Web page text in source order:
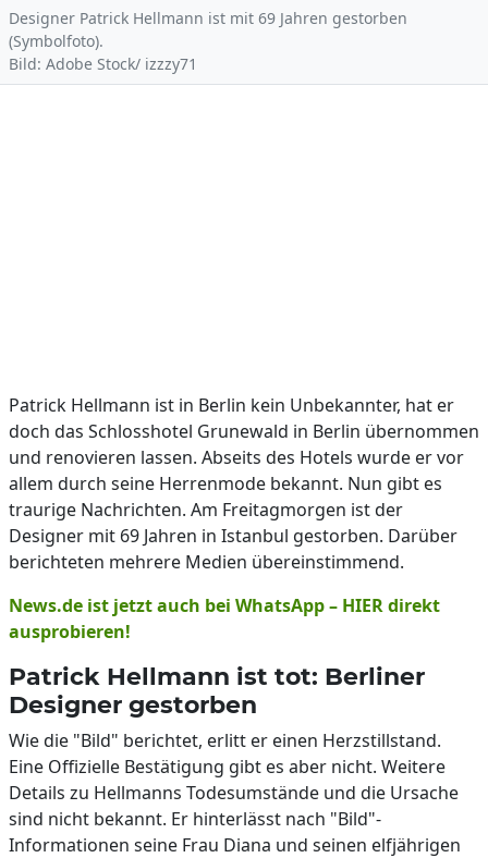
Designer Patrick Hellmann ist mit 69 Jahren gestorben
(Symbolfoto).
Bild: Adobe Stock/ izzzy71
Patrick Hellmann ist in Berlin kein Unbekannter, hat er
doch das Schlosshotel Grunewald in Berlin übernommen
und renovieren lassen. Abseits des Hotels wurde er vor
allem durch seine Herrenmode bekannt. Nun gibt es
traurige Nachrichten. Am Freitagmorgen ist der
Designer mit 69 Jahren in Istanbul gestorben. Darüber
berichteten mehrere Medien übereinstimmend.
News.de ist jetzt auch bei WhatsApp – HIER direkt
ausprobieren!
Patrick Hellmann ist tot: Berliner
Designer gestorben
Wie die "Bild" berichtet, erlitt er einen Herzstillstand.
Eine Offizielle Bestätigung gibt es aber nicht. Weitere
Details zu Hellmanns Todesumstände und die Ursache
sind nicht bekannt. Er hinterlässt nach "Bild"-
Informationen seine Frau Diana und seinen elfjährigen